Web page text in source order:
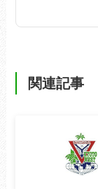
関連記事